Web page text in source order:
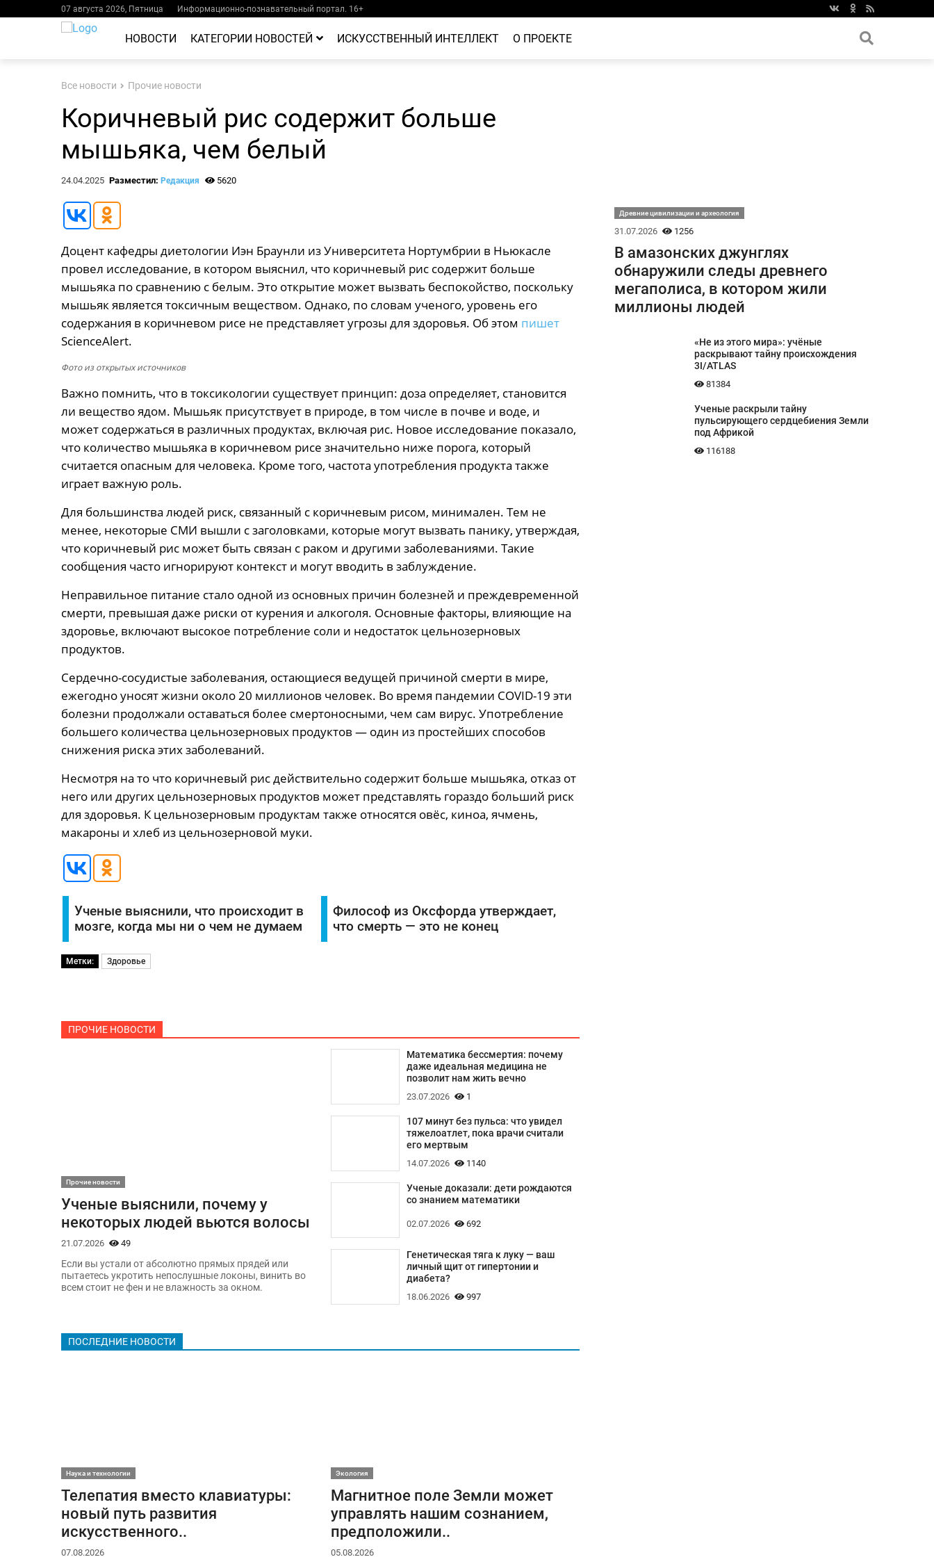
07 августа 2026, Пятница Информационно-познавательный портал. 16+
НОВОСТИ КАТЕГОРИИ НОВОСТЕЙ ИСКУССТВЕННЫЙ ИНТЕЛЛЕКТ О ПРОЕКТЕ
Все новости Прочие новости
Коричневый рис содержит больше
мышьяка, чем белый
24.04.2025 Разместил: Редакция 5620
Доцент кафедры диетологии Иэн Браунли из Университета Нортумбрии в Ньюкасле
провел исследование, в котором выяснил, что коричневый рис содержит больше
мышьяка по сравнению с белым. Это открытие может вызвать беспокойство, поскольку
мышьяк является токсичным веществом. Однако, по словам ученого, уровень его
содержания в коричневом рисе не представляет угрозы для здоровья. Об этом пишет
ScienceAlert.
Фото из открытых источников
Важно помнить, что в токсикологии существует принцип: доза определяет, становится
ли вещество ядом. Мышьяк присутствует в природе, в том числе в почве и воде, и
может содержаться в различных продуктах, включая рис. Новое исследование показало,
что количество мышьяка в коричневом рисе значительно ниже порога, который
считается опасным для человека. Кроме того, частота употребления продукта также
играет важную роль.
Для большинства людей риск, связанный с коричневым рисом, минимален. Тем не
менее, некоторые СМИ вышли с заголовками, которые могут вызвать панику, утверждая,
что коричневый рис может быть связан с раком и другими заболеваниями. Такие
сообщения часто игнорируют контекст и могут вводить в заблуждение.
Неправильное питание стало одной из основных причин болезней и преждевременной
смерти, превышая даже риски от курения и алкоголя. Основные факторы, влияющие на
здоровье, включают высокое потребление соли и недостаток цельнозерновых
продуктов.
Сердечно-сосудистые заболевания, остающиеся ведущей причиной смерти в мире,
ежегодно уносят жизни около 20 миллионов человек. Во время пандемии COVID-19 эти
болезни продолжали оставаться более смертоносными, чем сам вирус. Употребление
большего количества цельнозерновых продуктов — один из простейших способов
снижения риска этих заболеваний.
Несмотря на то что коричневый рис действительно содержит больше мышьяка, отказ от
него или других цельнозерновых продуктов может представлять гораздо больший риск
для здоровья. К цельнозерновым продуктам также относятся овёс, киноа, ячмень,
макароны и хлеб из цельнозерновой муки.
Ученые выяснили, что происходит в
мозге, когда мы ни о чем не думаем
Философ из Оксфорда утверждает,
что смерть — это не конец
Метки: Здоровье
ПРОЧИЕ НОВОСТИ
Прочие новости
Ученые выяснили, почему у
некоторых людей вьются волосы
21.07.2026 49
Если вы устали от абсолютно прямых прядей или
пытаетесь укротить непослушные локоны, винить во
всем стоит не фен и не влажность за окном.
Математика бессмертия: почему
даже идеальная медицина не
позволит нам жить вечно
23.07.2026 1
107 минут без пульса: что увидел
тяжелоатлет, пока врачи считали
его мертвым
14.07.2026 1140
Ученые доказали: дети рождаются
со знанием математики
02.07.2026 692
Генетическая тяга к луку — ваш
личный щит от гипертонии и
диабета?
18.06.2026 997
ПОСЛЕДНИЕ НОВОСТИ
Наука и технологии
Телепатия вместо клавиатуры:
новый путь развития
искусственного..
07.08.2026
Экология
Магнитное поле Земли может
управлять нашим сознанием,
предположили..
05.08.2026
Древние цивилизации и археология
31.07.2026 1256
В амазонских джунглях
обнаружили следы древнего
мегаполиса, в котором жили
миллионы людей
«Не из этого мира»: учёные
раскрывают тайну происхождения
3I/ATLAS
81384
Ученые раскрыли тайну
пульсирующего сердцебиения Земли
под Африкой
116188